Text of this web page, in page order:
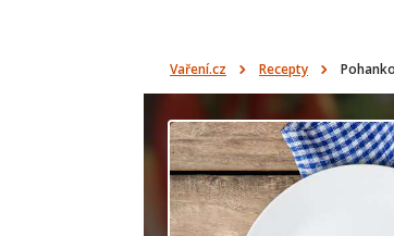
Vaření.cz Recepty